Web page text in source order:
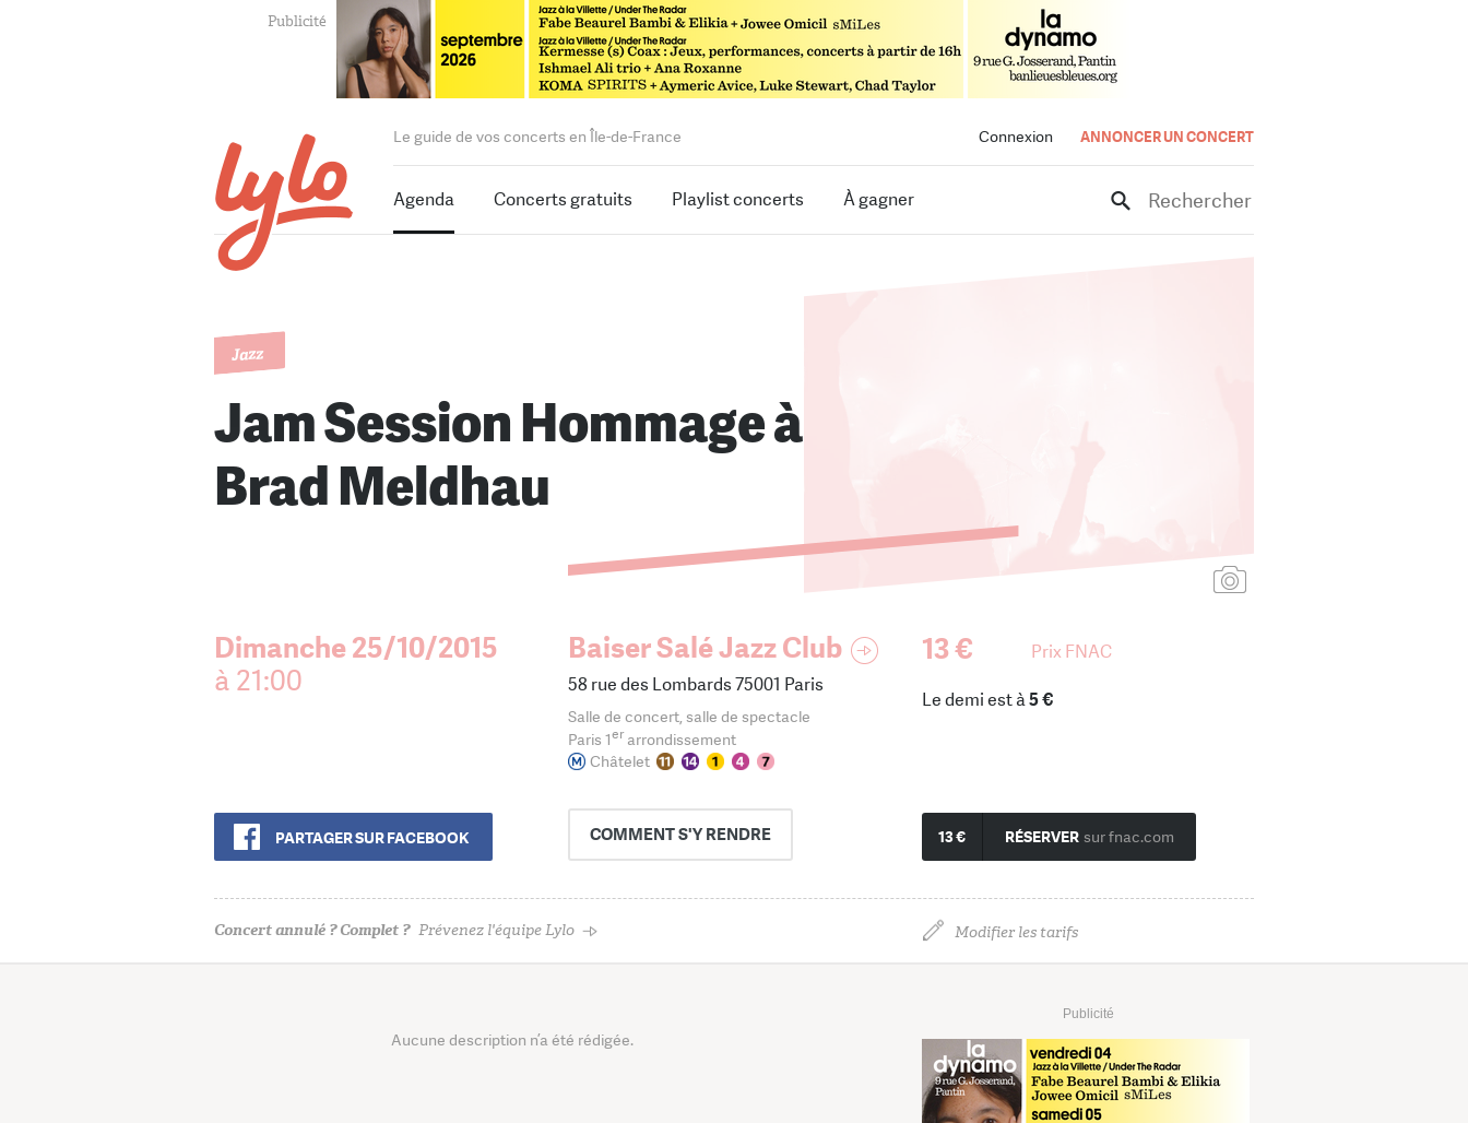
Connexion ANNONCER UN CONCERT
Le guide de vos concerts en Île-de-France
Agenda Concerts gratuits Playlist concerts À gagner Rechercher
Jazz
Jam Session Hommage à
Brad Meldhau
Dimanche 25/10/2015
à 21:00
PARTAGER SUR FACEBOOK
Baiser Salé Jazz Club
58 rue des Lombards 75001 Paris
Salle de concert, salle de spectacle
Paris 1erarrondissement
Châtelet
COMMENTS'Y RENDRE
13 € Prix FNAC
13 € RÉSERVER sur fnac.com
Le demi est à5 €
Concert annulé ? Complet ? Prévenez l'équipe Lylo Modifier les tarifs
Publicité
Aucune description n’a été rédigée.